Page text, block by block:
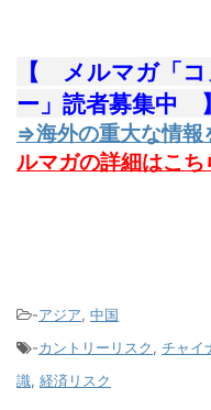
【 メルマガ「
ー」読者募集中 】
⇒海外の重大な情報
ルマガの詳細はこち
-アジア, 中国
-カントリーリスク, チャイ
識, 経済リスク